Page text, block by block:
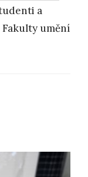
a
umění